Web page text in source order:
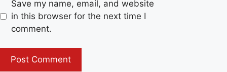
Save my name, email, and website
in this browser for the next time I
comment.